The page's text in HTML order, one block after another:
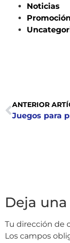
Noticias
ANTERIOR
Deja
Tu dirección de
Los campos